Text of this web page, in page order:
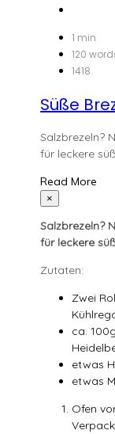
1 min
120
1418
Süße
Salzbrezeln?
für leckere
Read More
×
Salzbrezeln?
für leckere
Zutaten:
Zwei
ca.
etwas
etwas
Ofen